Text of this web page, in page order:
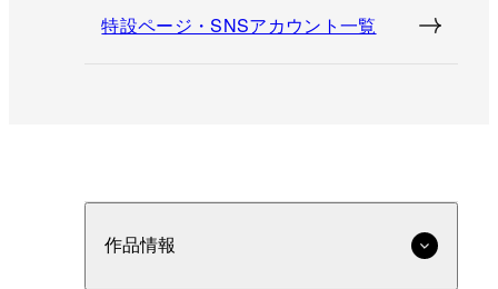
特設ページ・SNSアカウント一覧
作品情報